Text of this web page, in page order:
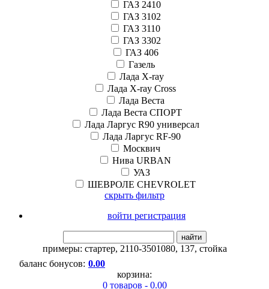
ГАЗ 2410
ГАЗ 3102
ГАЗ 3110
ГАЗ 3302
ГАЗ 406
Газель
Лада X-ray
Лада X-ray Cross
Лада Веста
Лада Веста СПОРТ
Лада Ларгус R90 универсал
Лада Ларгус RF-90
Москвич
Нива URBAN
УАЗ
ШЕВРОЛЕ CHEVROLET
скрыть фильтр
войти регистрация
найти
примеры: стартер, 2110-3501080, 137, стойка
баланс бонусов: 0.00
корзина:
0 товаров - 0.00